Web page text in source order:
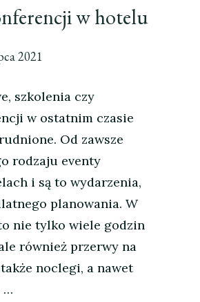
w hotelu
2021
szkolenia czy
w ostatnim czasie
Od zawsze
rodzaju eventy
i są to wydarzenia,
planowania. W
nie tylko wiele godzin
również przerwy na
noclegi, a nawet
…